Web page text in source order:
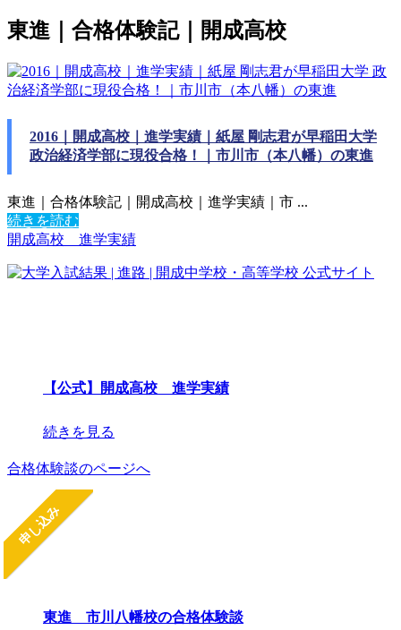
東進｜合格体験記｜開成高校
2016｜開成高校｜進学実績｜紙屋 剛志君が早稲田大学
政治経済学部に現役合格！｜市川市（本八幡）の東進
東進｜合格体験記｜開成高校｜進学実績｜市 ...
続きを読む
開成高校 進学実績
【公式】開成高校 進学実績
続きを見る
合格体験談のページへ
申し込み
東進 市川八幡校の合格体験談